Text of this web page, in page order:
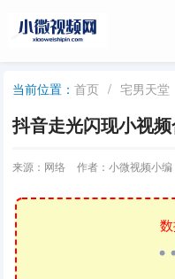
当前位置：首页 / 宅男天堂
抖音走光闪现小视
来源：网络 作者：小微视频小编